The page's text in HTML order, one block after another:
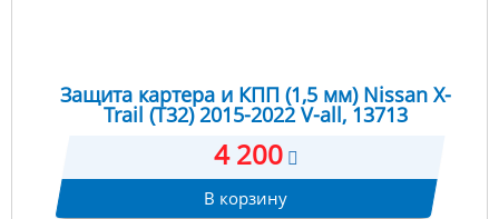
Защита картера и КПП (1,5 мм) Nissan X-
Trail (T32) 2015-2022 V-all, 13713
4 200
В корзину